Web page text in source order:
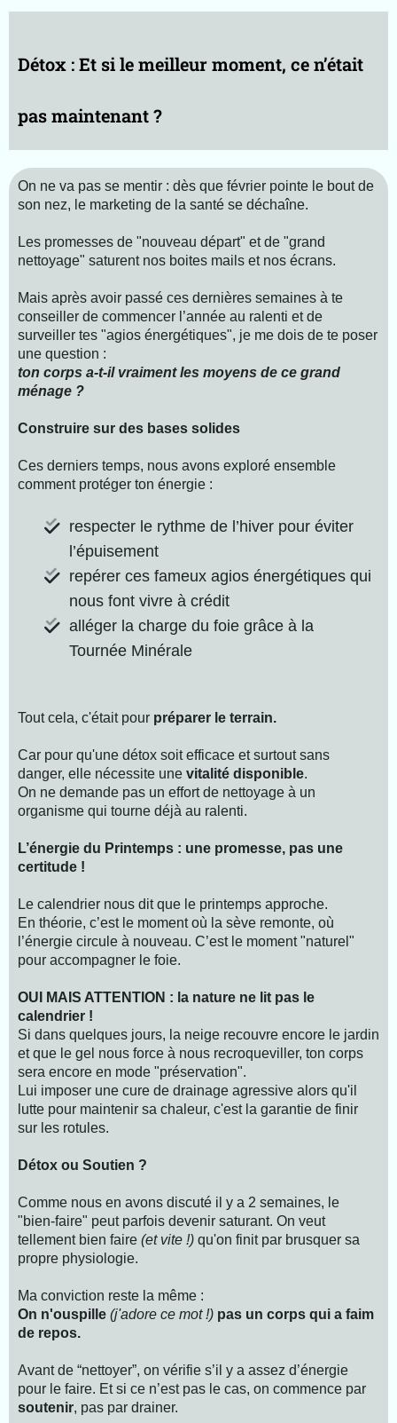
A
Détox : Et si le meilleur moment, ce n’était
pas maintenant ?
On ne va pas se mentir : dès que février pointe le bout de
son nez, le marketing de la santé se déchaîne.
Les promesses de "nouveau départ" et de "grand
nettoyage" saturent nos boites mails et nos écrans.
Mais après avoir passé ces dernières semaines à te
conseiller de commencer l’année au ralenti et de
surveiller tes "agios énergétiques", je me dois de te poser
une question :
ton corps a-t-il vraiment les moyens de ce grand
ménage ?
Construire sur des bases solides
Ces derniers temps, nous avons exploré ensemble
comment protéger ton énergie :
respecter le rythme de l’hiver pour éviter
l’épuisement
repérer ces fameux agios énergétiques qui
nous font vivre à crédit
alléger la charge du foie grâce à la
Tournée Minérale
Tout cela, c'était pour préparer le terrain.
Car pour qu'une détox soit efficace et surtout sans
danger, elle nécessite une vitalité disponible.
On ne demande pas un effort de nettoyage à un
organisme qui tourne déjà au ralenti.
L’énergie du Printemps : une promesse, pas une
certitude !
Le calendrier nous dit que le printemps approche.
En théorie, c’est le moment où la sève remonte, où
l’énergie circule à nouveau. C’est le moment "naturel"
pour accompagner le foie.
OUI MAIS ATTENTION : la nature ne lit pas le
calendrier !
Si dans quelques jours, la neige recouvre encore le jardin
et que le gel nous force à nous recroqueviller, ton corps
sera encore en mode "préservation".
Lui imposer une cure de drainage agressive alors qu'il
lutte pour maintenir sa chaleur, c'est la garantie de finir
sur les rotules.
Détox ou Soutien ?
Comme nous en avons discuté il y a 2 semaines, le
"bien-faire" peut parfois devenir saturant. On veut
tellement bien faire (et vite !) qu'on finit par brusquer sa
propre physiologie.
Ma conviction reste la même :
On n'ouspille (j'adore ce mot !) pas un corps qui a faim
de repos.
Avant de “nettoyer”, on vérifie s’il y a assez d’énergie
pour le faire. Et si ce n’est pas le cas, on commence par
soutenir, pas par drainer.